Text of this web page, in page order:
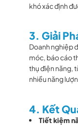
khó xác định
3. Giải
Doanh nghiệp
móc, báo cáo
thụ điện năng,
nhiều năng
4. Kết
Tiết kiệm